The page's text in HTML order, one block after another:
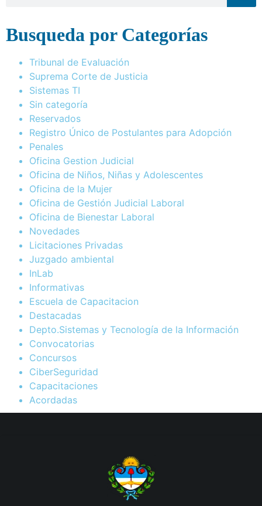
Busqueda por Categorías
Tribunal de Evaluación
Suprema Corte de Justicia
Sistemas TI
Sin categoría
Reservados
Registro Único de Postulantes para Adopción
Penales
Oficina Gestion Judicial
Oficina de Niños, Niñas y Adolescentes
Oficina de la Mujer
Oficina de Gestión Judicial Laboral
Oficina de Bienestar Laboral
Novedades
Licitaciones Privadas
Juzgado ambiental
InLab
Informativas
Escuela de Capacitacion
Destacadas
Depto.Sistemas y Tecnología de la Información
Convocatorias
Concursos
CiberSeguridad
Capacitaciones
Acordadas